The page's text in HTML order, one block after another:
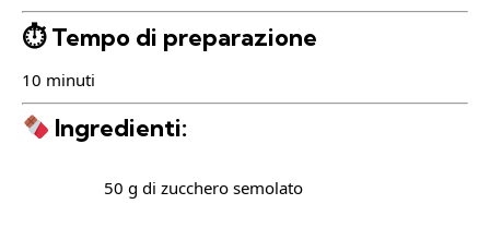
⏱ Tempo di preparazione
10 minuti
Ingredienti:
50 g di zucchero semolato